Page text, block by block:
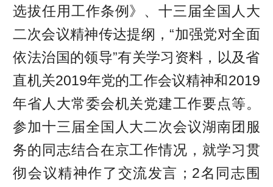
选拔任用工作条例》、十三届全国人大
二次会议精神传达提纲，“加强党对全面
依法治国的领导”有关学习资料，以及省
直机关2019年党的工作会议精神和2019
年省人大常委会机关党建工作要点等。
参加十三届全国人大二次会议湖南团服
务的同志结合在京工作情况，就学习贯
彻会议精神作了交流发言；2名同志围